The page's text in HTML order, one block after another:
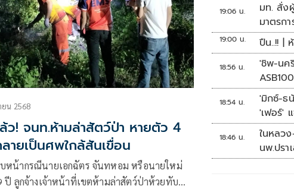
น 2568
ว! จนท.ห้ามล่าสัตว์ป่า หายตัว 4
ายเป็นศพใกล้สันเขื่อน
หน้ากรณีนายเอกฉัตร จันทหอม หรือนายใหม่
ปี ลูกจ้างเจ้าหน้าที่เขตห้ามล่าสัตว์ป่าห้วยทับ
19:06 น.
มท. สั่ง
มาตรก
ศึกษา
19:00 น. ปืน..!! |
18:56 น.
'ชิพ-นค
18:54 น.
'มิกซ์-ธ
'เฟอร์'
แต้ม ศึ
18:46 น.
ในหลว
นพ.ปรา